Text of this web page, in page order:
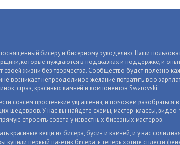
посвященный бисеру и бисерному рукоделию. Наши
которые нуждаются в подсказках и поддержке, и
своей жизни без творчества. Сообщество будет полезно
возникает непреодолимое желание потратить всю
страз, красивых камней и компонентов Swarovski.
совсем простенькие украшения, и поможем разобраться в
шедевров. У нас вы найдете схемы, мастер-классы, видео-
спросить совета у известных бисерных мастеров.
красивые вещи из бисера, бусин и камней, и у вас
купили первый пакетик бисера, и теперь хотите сплести